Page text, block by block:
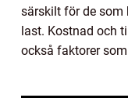
särskilt för de som
last. Kostnad och
också faktorer